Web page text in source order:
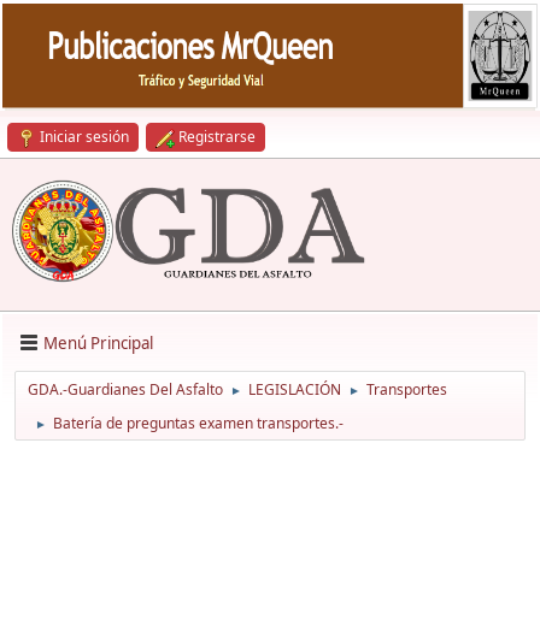
Iniciar sesión Registrarse
Menú Principal
GDA.-Guardianes Del Asfalto ► LEGISLACIÓN ► Transportes
► Batería de preguntas examen transportes.-